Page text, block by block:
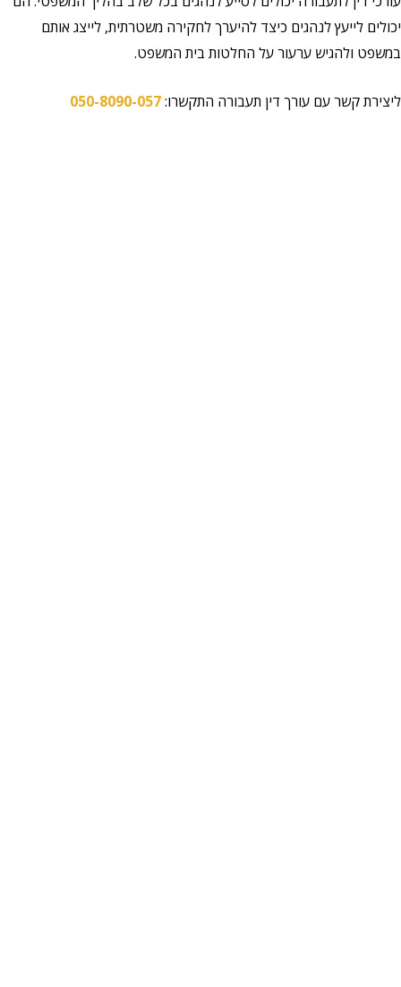
יכולים לייעץ לנהגים כיצד להיערך לחקירה משטרתית, לייצג אותם
במשפט ולהגיש ערעור על החלטות בית המשפט.
ליצירת קשר עם עורך דין תעבורה התקשרו:050-8090-057